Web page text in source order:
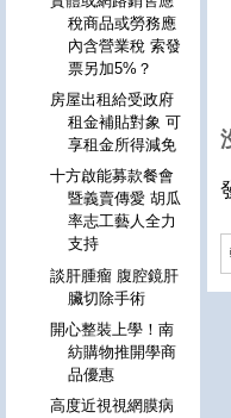
稅商品或勞務應
內含營業稅 索發
票另加5%？
房屋出租給受政府
租金補貼對象 可
享租金所得減免
十方啟能募款餐會
暨義賣傳愛 胡瓜
率志工藝人全力
支持
談肝腫瘤 腹腔鏡肝
臟切除手術
開心整裝上學！南
紡購物推開學商
品優惠
高度近視視網膜病